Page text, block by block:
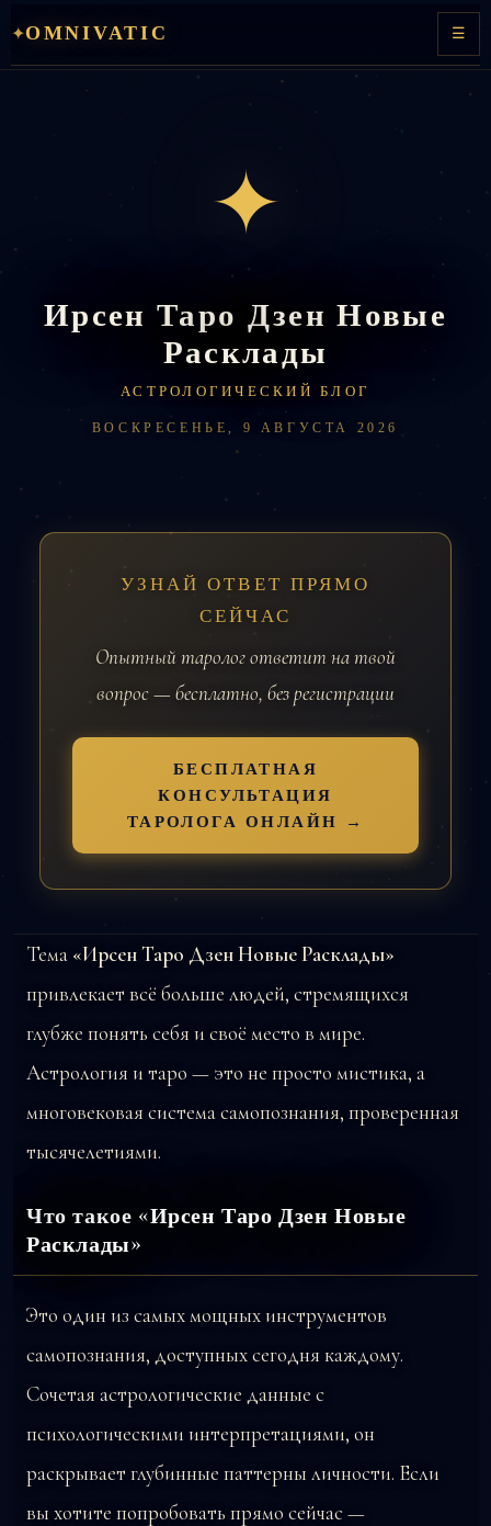
содержимому
✦OMNIVATIC ☰
✦
Ирсен Таро Дзен Новые
Расклады
АСТРОЛОГИЧЕСКИЙ БЛОГ
ВОСКРЕСЕНЬЕ, 9 АВГУСТА 2026
УЗНАЙ ОТВЕТ ПРЯМО
СЕЙЧАС
Опытный таролог ответит на твой
вопрос — бесплатно, без регистрации
БЕСПЛАТНАЯ
КОНСУЛЬТАЦИЯ
ТАРОЛОГА ОНЛАЙН →
Тема «Ирсен Таро Дзен Новые Расклады»
привлекает всё больше людей, стремящихся
глубже понять себя и своё место в мире.
Астрология и таро — это не просто мистика, а
многовековая система самопознания, проверенная
тысячелетиями.
Что такое «Ирсен Таро Дзен Новые
Расклады»
Это один из самых мощных инструментов
самопознания, доступных сегодня каждому.
Сочетая астрологические данные с
психологическими интерпретациями, он
раскрывает глубинные паттерны личности. Если
вы хотите попробовать прямо сейчас —